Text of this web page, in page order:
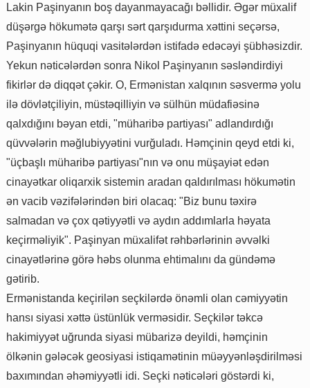
Lakin Paşinyanın boş dayanmayacağı bəllidir. Əgər müxalif
düşərgə hökumətə qarşı sərt qarşıdurma xəttini seçərsə,
Paşinyanın hüquqi vasitələrdən istifadə edəcəyi şübhəsizdir.
Yekun nəticələrdən sonra Nikol Paşinyanın səsləndirdiyi
fikirlər də diqqət çəkir. O, Ermənistan xalqının səsvermə yolu
ilə dövlətçiliyin, müstəqilliyin və sülhün müdafiəsinə
qalxdığını bəyan etdi, "müharibə partiyası" adlandırdığı
qüvvələrin məğlubiyyətini vurğuladı. Həmçinin qeyd etdi ki,
"üçbaşlı müharibə partiyası"nın və onu müşayiət edən
cinayətkar oliqarxik sistemin aradan qaldırılması hökumətin
ən vacib vəzifələrindən biri olacaq: "Biz bunu təxirə
salmadan və çox qətiyyətli və aydın addımlarla həyata
keçirməliyik". Paşinyan müxalifət rəhbərlərinin əvvəlki
cinayətlərinə görə həbs olunma ehtimalını da gündəmə
gətirib.
Ermənistanda keçirilən seçkilərdə önəmli olan cəmiyyətin
hansı siyasi xəttə üstünlük verməsidir. Seçkilər təkcə
hakimiyyət uğrunda siyasi mübarizə deyildi, həmçinin
ölkənin gələcək geosiyasi istiqamətinin müəyyənləşdirilməsi
baxımından əhəmiyyətli idi. Seçki nəticələri göstərdi ki,